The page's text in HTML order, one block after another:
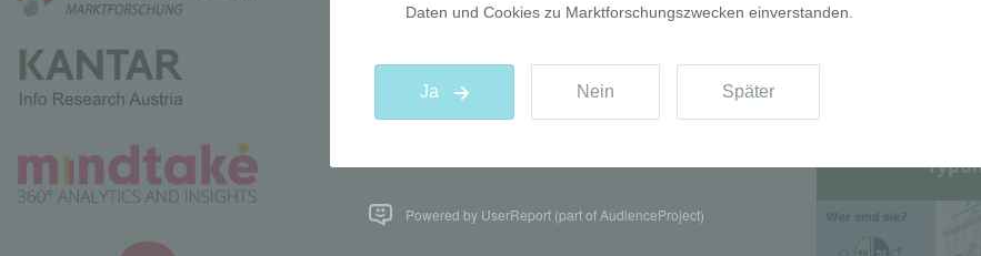
Powered by UserReport (part of AudienceProject)